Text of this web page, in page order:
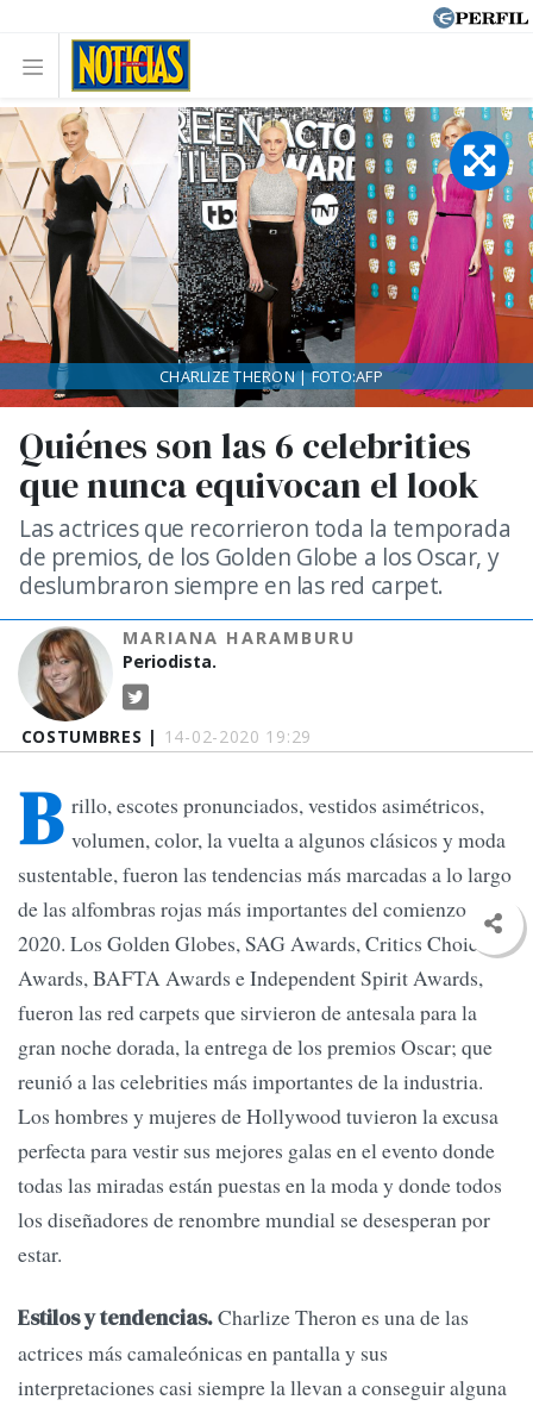
COSTUMBRES | 14-02-2020 19:29
Quiénes son las 6 celebrities
que nunca equivocan el look
Las actrices que recorrieron toda la temporada
de premios, de los Golden Globe a los Oscar, y
deslumbraron siempre en las red carpet.
MARIANA HARAMBURU
Periodista.
CHARLIZE THERON | FOTO:AFP
B rillo, escotes pronunciados, vestidos asimétricos,
volumen, color, la vuelta a algunos clásicos y moda
sustentable, fueron las tendencias más marcadas a lo largo
de las alfombras rojas más importantes del comienzo del
2020. Los Golden Globes, SAG Awards, Critics Choice
Awards, BAFTA Awards e Independent Spirit Awards,
fueron las red carpets que sirvieron de antesala para la
gran noche dorada, la entrega de los premios Oscar; que
reunió a las celebrities más importantes de la industria.
Los hombres y mujeres de Hollywood tuvieron la excusa
perfecta para vestir sus mejores galas en el evento donde
todas las miradas están puestas en la moda y donde todos
los diseñadores de renombre mundial se desesperan por
estar.
Estilos y tendencias.Charlize Theron es una de las
actrices más camaleónicas en pantalla y sus
interpretaciones casi siempre la llevan a conseguir alguna